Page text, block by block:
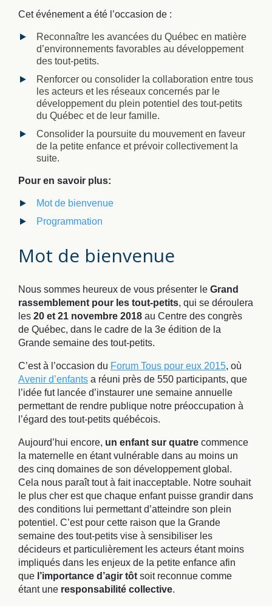
Cet événement a été l’occasion de :
Reconnaître les avancées du Québec en matière
d’environnements favorables au développement
des tout-petits.
Renforcer ou consolider la collaboration entre tous
les acteurs et les réseaux concernés par le
développement du plein potentiel des tout-petits
du Québec et de leur famille.
Consolider la poursuite du mouvement en faveur
de la petite enfance et prévoir collectivement la
suite.
Pour en savoir plus:
Mot de bienvenue
Programmation
Mot de bienvenue
Nous sommes heureux de vous présenter le Grand
rassemblement pour les tout-petits, qui se déroulera
les 20 et 21 novembre 2018 au Centre des congrès
de Québec, dans le cadre de la 3e édition de la
Grande semaine des tout-petits.
C’est à l’occasion du Forum Tous pour eux 2015, où
Avenir d’enfants a réuni près de 550 participants, que
l’idée fut lancée d’instaurer une semaine annuelle
permettant de rendre publique notre préoccupation à
l’égard des tout-petits québécois.
Aujourd’hui encore, un enfant sur quatre commence
la maternelle en étant vulnérable dans au moins un
des cinq domaines de son développement global.
Cela nous paraît tout à fait inacceptable. Notre souhait
le plus cher est que chaque enfant puisse grandir dans
des conditions lui permettant d’atteindre son plein
potentiel. C’est pour cette raison que la Grande
semaine des tout-petits vise à sensibiliser les
décideurs et particulièrement les acteurs étant moins
impliqués dans les enjeux de la petite enfance afin
que l’importance d’agir tôt soit reconnue comme
étant une responsabilité collective.